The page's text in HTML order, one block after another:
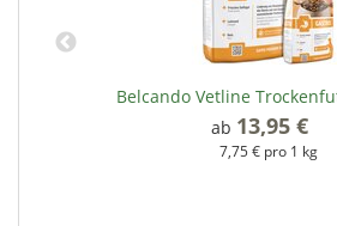
Belcando Vetline
ab 13,95 €
7,75 € pro 1 kg